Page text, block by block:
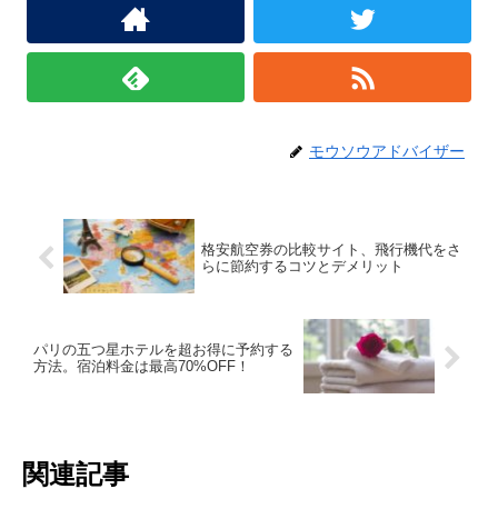
モウソウアドバイザー
格安航空券の比較サイト、飛行機代をさ
らに節約するコツとデメリット
パリの五つ星ホテルを超お得に予約する
方法。宿泊料金は最高70%OFF！
関連記事